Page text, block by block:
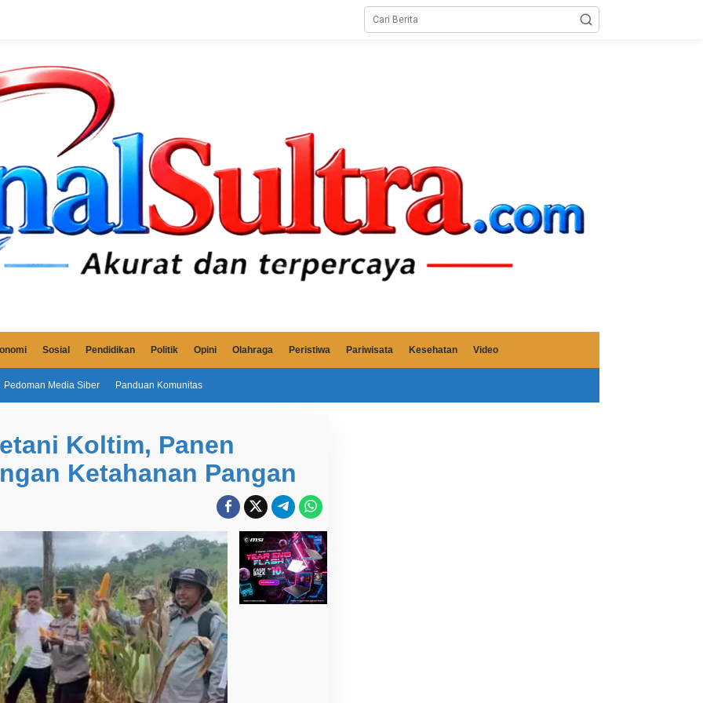
Sosial Pendidikan Politik Opini Olahraga Peristiwa Pariwisata Kesehatan Video
Pedoman Media Siber Panduan Komunitas
Koltim, Panen
Ketahanan Pangan